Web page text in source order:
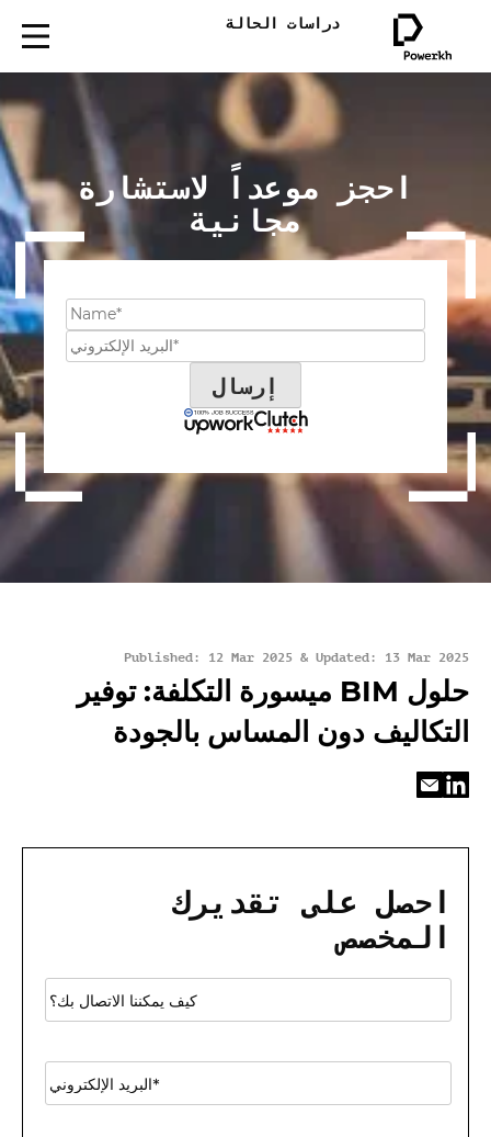
دراسات الحالة
احجز موعداً لاستشارة
مجانية
Published: 12 Mar 2025 & Updated: 13 Mar 2025
حلول BIM ميسورة التكلفة: توفير
التكاليف دون المساس بالجودة
احصل على تقديرك
المخصص